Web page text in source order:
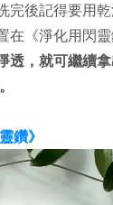
完後記得要用
在 《淨化用閃
透，就可繼續拿
。
鑽》